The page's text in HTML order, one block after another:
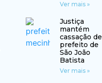
Ver mais »
Justiça
mantém
cassação de
prefeito de
São João
Batista
Ver mais »